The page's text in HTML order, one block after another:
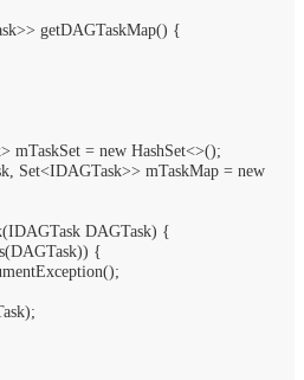
getDAGTaskMap() {
= new HashSet<>();
mTaskMap = new
DAGTask) {
{